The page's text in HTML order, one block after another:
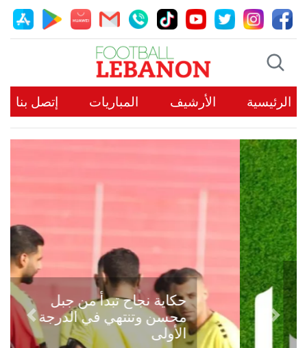
الرئيسية الأرشيف المباريات إتصل بنا
حكاية نجاح تبدأ من جبل
محسن وتنتهي في الدرجة
الأولىPrevious
Next